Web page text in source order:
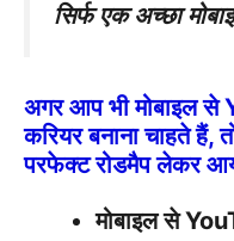
सिर्फ एक अच्छा
अगर आप भीमोबाइल
करियर बनाना चाहते हैं,
परफेक्ट रोडमैप लेकर
मोबाइल से